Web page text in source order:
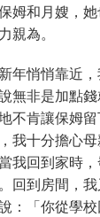
姆和月嫂，
親為。
年悄悄靠近
無非是加點
不肯讓保姆
我十分擔心
我回到家時
回到房間，
：「你從學